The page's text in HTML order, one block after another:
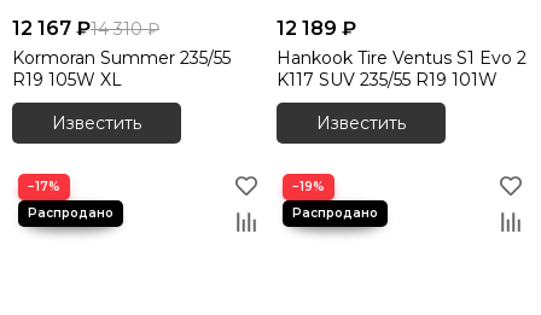
12 167 ₽14 310 ₽
Kormoran Summer 235/55
R19 105W XL
Известить
12 189 ₽
Hankook Tire Ventus S1 Evo 2
K117 SUV 235/55 R19 101W
Известить
−17% −19%